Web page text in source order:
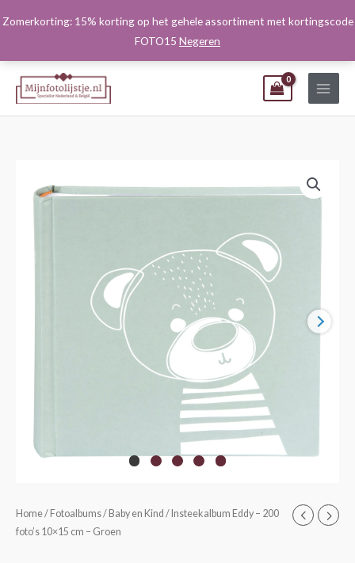
Zomerkorting: 15% korting op het gehele assortiment met kortingscode
FOTO15 Negeren
naar
Home/ Fotoalbums/ Baby en Kind / Insteekalbum Eddy – 200
foto’s 10×15 cm – Groen